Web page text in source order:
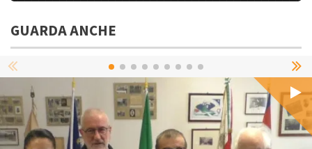
GUARDA ANCHE